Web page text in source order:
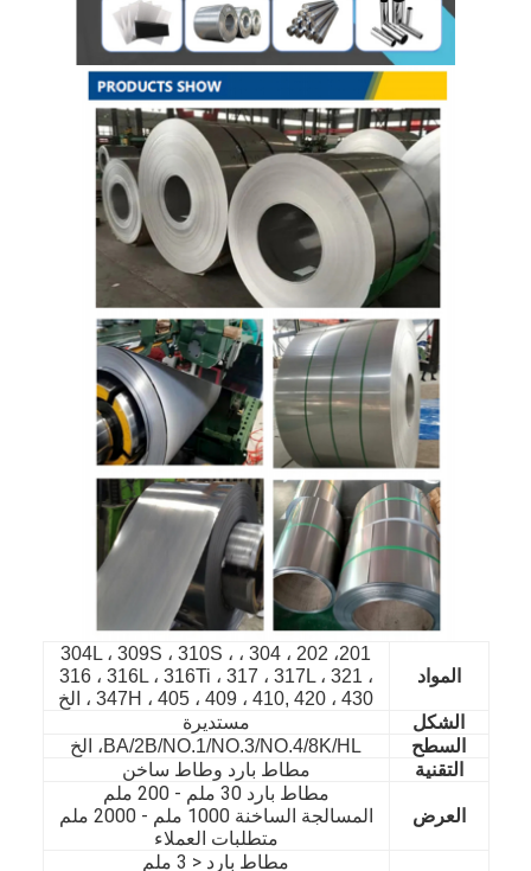
الصفحة الرئيسية
المواد
201، 202 ، 304 ، 304L ، 309S ، 310S ،
316 ، 316L ، 316Ti ، 317 ، 317L ، 321 ،
347H ، 405 ، 409 ، 410, 420 ، 430 ، الخ
الشكل
مستديرة
السطح BA/2B/NO.1/NO.3/NO.4/8K/HL، الخ
التقنية مطاط بارد وطاط ساخن
العرض
مطاط بارد 30 ملم - 200 ملم
المسالجة الساخنة 1000 ملم - 2000 ملم
متطلبات العملاء
مطاط بارد < 3 ملم